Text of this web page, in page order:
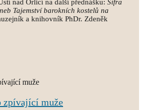
nad Orlicí na další přednášku: Šifra
Tajemství barokních kostelů na
a knihovník PhDr. Zdeněk
zpívající muže